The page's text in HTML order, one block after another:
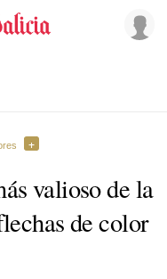
valioso de la
de color